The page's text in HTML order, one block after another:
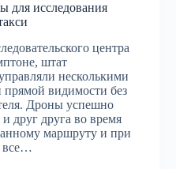
для исследования
центра
штат
несколькими
прямой видимости без
Дроны успешно
друг друга во время
маршруту и ​​при
все…